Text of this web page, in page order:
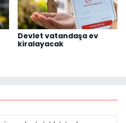
Devlet vatandaşa ev
kiralayacak